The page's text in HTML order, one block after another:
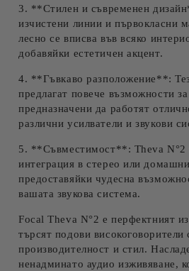
3. **Стилен и съвременен
изчистени линии и първокласни
лесно се вписва във всяко
добавяйки естетичен акцент.
4. **Гъвкаво разположение**:
предлагат повече възможности
предназначени да работят
различни усилватели и звукови
5. **Съвместимост**: Theva N°2
интеграция в стерео или
предоставяйки чудесна
вашата звукова система.
Focal Theva N°2 е перфектният
търсят подови високоговорители
производителност и стил.
ненадминато аудио изживяване,